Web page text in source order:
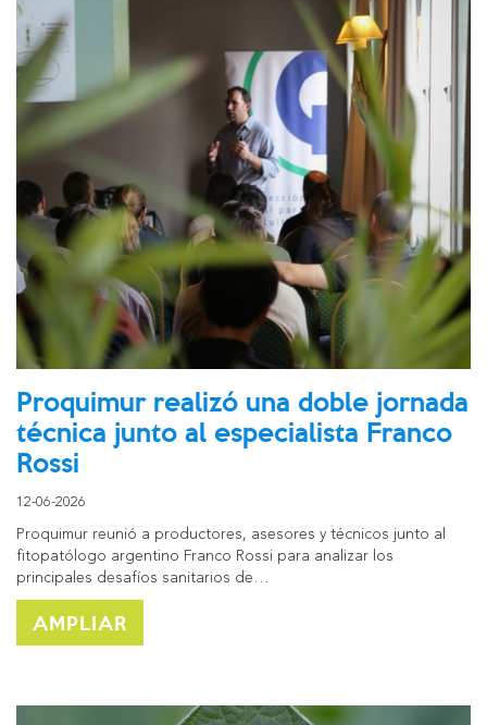
Proquimur realizó una doble jornada
técnica junto al especialista Franco
Rossi
12-06-2026
Proquimur reunió a productores, asesores y técnicos junto al
fitopatólogo argentino Franco Rossi para analizar los
principales desafíos sanitarios de…
AMPLIAR